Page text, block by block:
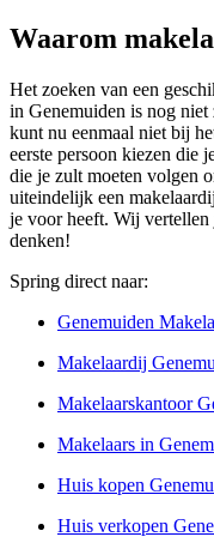
Waarom
Het zoeken van een
in Genemuiden is nog
kunt nu eenmaal niet bij
eerste persoon kiezen die
die je zult moeten volgen
uiteindelijk een
je voor heeft. Wij vertellen
denken!
Spring direct naar:
Genemuiden
Makelaardij
Makelaarskantoor
Makelaars in
Huis kopen
Huis verkopen